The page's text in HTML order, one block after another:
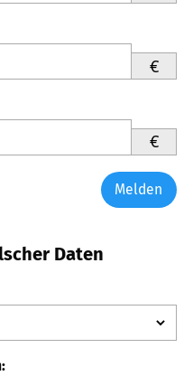
€
€
Melden
Daten